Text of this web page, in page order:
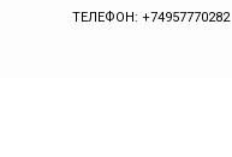
ТЕЛЕФОН: +74957770282